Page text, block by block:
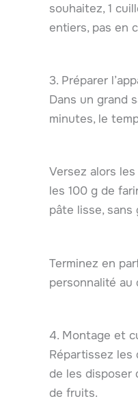
souhaitez, 1
entiers, pas en
3. Préparer
Dans un grand
minutes, le
Versez alors
les 100 g de
pâte lisse, sans
Terminez en
personnalité au
4. Montage et
Répartissez les
de les disposer
de fruits.